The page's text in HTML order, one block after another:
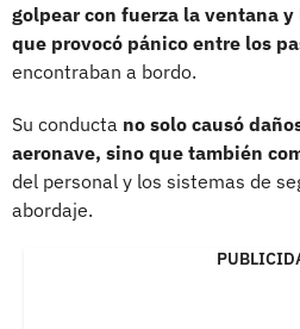
golpear con fuerza la ventana
que provocó pánico entre los
encontraban a bordo.
Su conducta no solo causó
aeronave, sino que también
del personal y los sistemas de
abordaje.